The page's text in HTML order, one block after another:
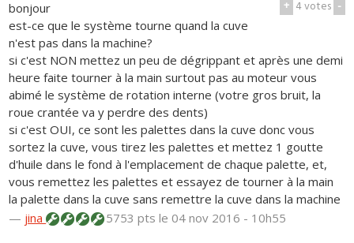
+ 4votes -
bonjour
est-ce que le système tourne quand la cuve
n'est pas dans la machine?
si c'est NON mettez un peu de dégrippant et après une demi
heure faite tourner à la main surtout pas au moteur vous
abimé le système de rotation interne (votre gros bruit, la
roue crantée va y perdre des dents)
si c'est OUI, ce sont les palettes dans la cuve donc vous
sortez la cuve, vous tirez les palettes et mettez 1 goutte
d'huile dans le fond à l'emplacement de chaque palette, et,
vous remettez les palettes et essayez de tourner à la main
la palette dans la cuve sans remettre la cuve dans la machine
— jina 5753 ptsle 04 nov 2016 - 10h55